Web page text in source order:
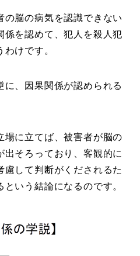
脳の病気を認識できない
係を認めて、犯人を殺人犯
けです。
、因果関係が認められる
に立てば、被害者が脳の
そろっており、客観的に
して判断がくだされるた
いう結論になるのです。